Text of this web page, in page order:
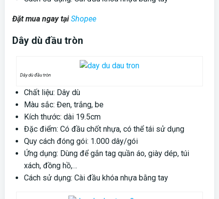
Đặt mua ngay tạiShopee
Dây dù đầu tròn
Dây dù đầu tròn
Chất liệu: Dây dù
Màu sắc: Đen, trắng, be
Kích thước: dài 19.5cm
Đặc điểm: Có đầu chốt nhựa, có thể tái sử dụng
Quy cách đóng gói: 1.000 dây/gói
Ứng dụng: Dùng để gắn tag quần áo, giày dép, túi
xách, đồng hồ,…
Cách sử dụng: Cài đầu khóa nhựa bằng tay